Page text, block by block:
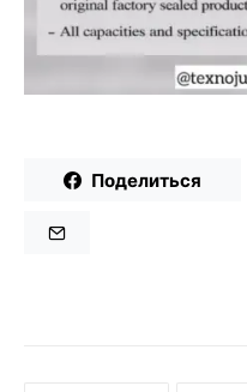
Поделиться